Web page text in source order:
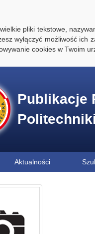
pliki tekstowe,
wyłączyć możliwość
cookies w Twoim
Publikacje
Aktualności